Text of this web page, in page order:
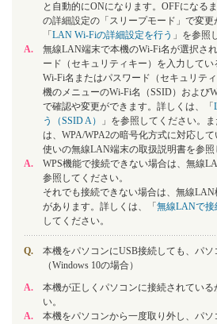
と自動的にONになります。OFFになる
の詳細設定の「スリープモード」で変更
「 LAN Wi-Fiの詳細設定を行う 」を参照
A.
無線LAN端末で本機のWi-Fi名が選択さ
ード（セキュリティキー）を入力してい
Wi-Fi名またはパスワード（セキュリテ
機のメニューのWi-Fi名（SSID）および
で確認や変更ができます。詳しくは、「
う（SSID A）
」を参照してください。
は、WPA/WPA2の暗号化方式に対応し
使いの無線LAN端末の取扱説明書を参照
A.
WPS機能で接続できない場合は、無線
参照してください。
それでも接続できない場合は、無線
があります。詳しくは、「 無線LANで接
してください。
Q.
本機をパソコンにUSB接続しても、パ
（Windows 10の場合）
A.
本機が正しくパソコンに接続されてい
い。
A.
本機をパソコンから一度取り外し、パ